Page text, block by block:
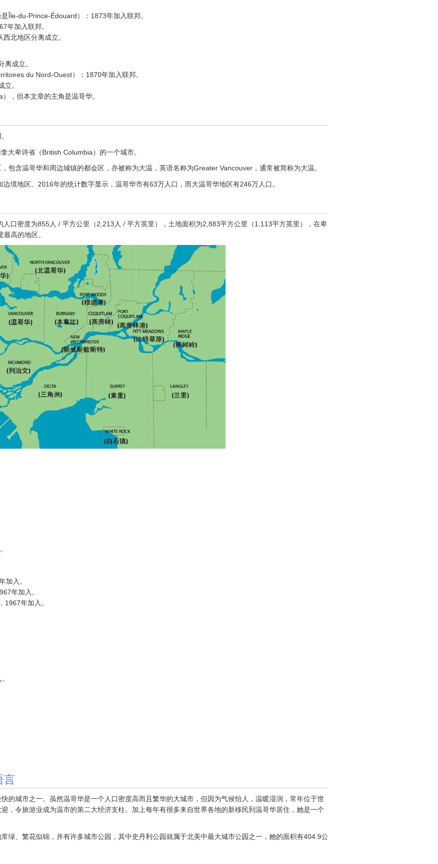
Île-du-Prince-Édouard）：1873年加入联邦。
年加入联邦。
北地区分离成立。
成立。
du Nord-Ouest）：1870年加入联邦。
。
，但本文章的主角是温哥华。
大卑诗省（British Columbia）的一个城市。
包含温哥华和周边城镇的都会区，亦被称为大温，英语名称为Greater Vancouver，通常被简称为大温。
境地区。2016年的统计数字显示，温哥华市有63万人口，而大温哥华地区有246万人口。
口密度为855人 / 平方公里（2,213人 / 平方英里），土地面积为2,883平方公里（1,113平方英里），在卑
高的地区。
加入。
年加入。
年加入。
言
的城市之一。虽然温哥华是一个人口密度高而且繁华的大城市，但因为气候怡人，温暖湿润，常年位于世
，令旅游业成为温市的第二大经济支柱。加上每年有很多来自世界各地的新移民到温哥华居住，她是一个
绿、繁花似锦，并有许多城市公园，其中史丹利公园就属于北美中最大城市公园之一，她的面积有404.9公